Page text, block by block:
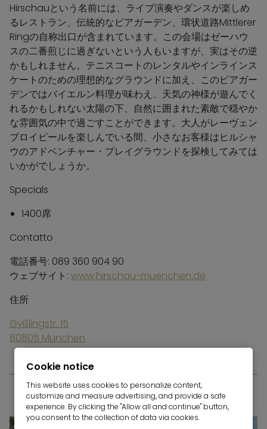
Hirschauという名前には、ライブ演奏やダンスが楽しめ
るレストラン、伝統的なビアガーデン、環状道路Mittlerer
Ringの自称出口が含まれています。この会場はゼーハウ
スの二番煎じに過ぎないという人もいますが、実はその逆
かもしれません。テニスコートのレンタルやインラインス
ケートのための理想的なグラウンドに加え、このビアガー
デンではバイエルン料理が味わえ、天気の神様が遊んでく
れるかもしれない太陽の下、自然に囲まれた素敵で穏やか
な雰囲気の中で過ごすことができます。大人がレーヴェン
ブロイビールを楽しんでいる間、小さなお客様はヒルシャ
ウのアドベンチャー・プレイグラウンドを探検してみては
いかがでしょうか。
Specials
1400席
Contatto
電話番号: 089 360 904 90
ウェブサイト: www.hirschau-muenchen.de
住所
Gyßlingstr. 15
80805 München
HIRSCHGARTEN
Cookie notice
This website uses cookies to personalize content,
customize and measure advertising, and provide a safe
experience. By clicking the "Allow all and continue" button,
you consent to the collection of data via cookies.